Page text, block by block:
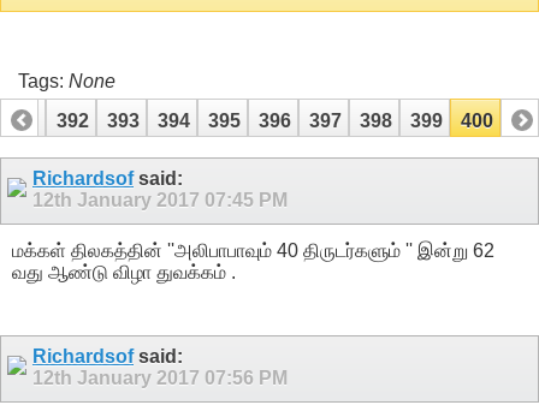
Tags: None
391
392 393 394 395 396 397 398 399 400
Richardsofsaid:
12th January 2017 07:45 PM
மக்கள் திலகத்தின் ''அலிபாபாவும் 40 திருடர்களும் '' இன்று 62
வது ஆண்டு விழா துவக்கம் .
Richardsofsaid:
12th January 2017 07:56 PM